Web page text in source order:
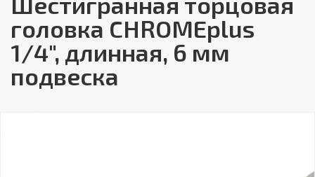
головка CHROMEplus
1/4", длинная, 6 мм
подвеска